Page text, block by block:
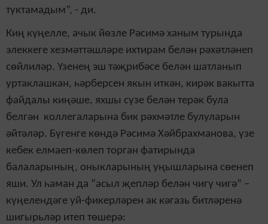
туктамадым”, - ди.
Киң күңелле, ачык йөзле Рәсимә ханым турында
элеккеге хезмәттәшләре ихтирам белән рәхәтләнеп
сөйлиләр. Үзенең эш тәҗрибәсе белән шатланып
уртаклашкан, һәрберсен якын иткән, кирәк вакытта
файдалы киңәше, яхшы сүзе белән терәк була
белгән коллегаларына бик рәхмәтле булуларын
әйтәләр. Бүгенге көндә Рәсимә Хәйбрахманова, үзе
кебек елмаеп-көлеп торган фатирында
балаларының, оныкларының уңышларына сөенеп
яши. Ул һаман да “асыл җепләр белән чигү чигә” –
күңелендәге уй-фикерләрен ак кәгазь битләренә
шигырьләр итеп төшерә: